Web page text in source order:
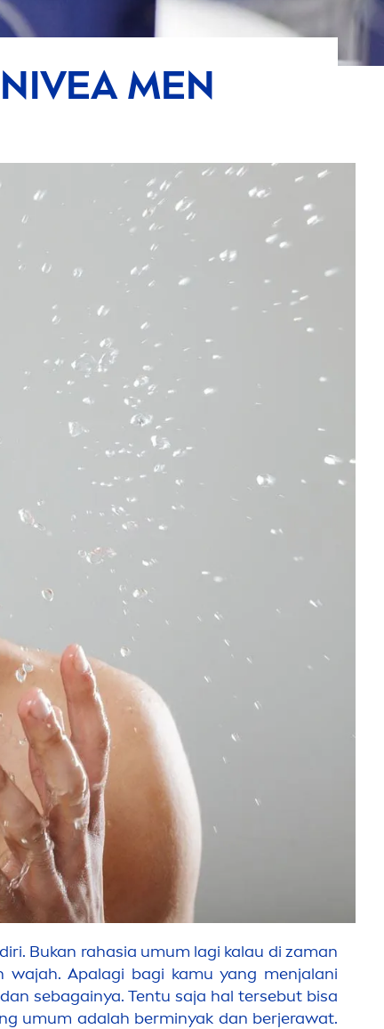
NIVEA MEN
Bukan rahasia umum lagi kalau di zaman
wajah. Apalagi bagi kamu yang menjalani
sebagainya. Tentu saja hal tersebut bisa
umum adalah berminyak dan berjerawat.